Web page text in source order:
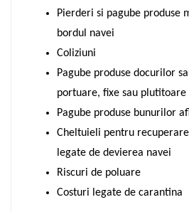
Pierderi si pagube produse
bordul navei
Coliziuni
Pagube produse docurilor
portuare, fixe sau plutitoare
Pagube produse bunurilor
Cheltuieli pentru
legate de devierea navei
Riscuri de poluare
Costuri legate de carantina